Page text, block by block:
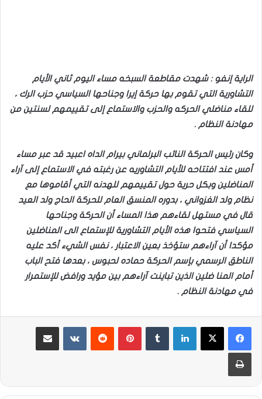
الراية إنفو : شهدت مقاطعة السبخه مساء اليوم ثاني الأيام
التشاورية التي تقوم بها حركة إيرا وجناحها السياسي حزب الرك ،
للقاء مناضلي الحركه والحزب والاستماع إلى تقييمهم لسنتين من
مهادنة النظام .
وكان رئيس الحركة النائب البرلماني بيرام الداه اعبيد قد عبر مساء
أمس عند افتتاحه للأيام التشاوريه عن رغبته في الاستماع إلى آراء
المناضلين وبكل حرية حول تقييمهم للهدنه التي أقاموها مع
نظام ولد الغزواني ، بدوره المنسق العام للحركة الحاج ولد العيد
قال في مستهل لقاءهم هذا المساء أن الحركة وجناحها
السياسي فتحوا هذه الأيام التشاورية للإستماع الى المناضلين
مؤكدا أن آراءهم ستؤخذ بعين الاعتبار ، نفس الشيء أكد عليه
الناطق الرسمي بإسم الحركة حماده لحبوس ، بعدها فتح الباب
أمام المنا ضلين الذين تباينت آراءهم بين مؤيد ورافض للإستمرار
في مهادنة النظام .
لينكدإن بينتيريست مشاركة عبر البريد
طباعة